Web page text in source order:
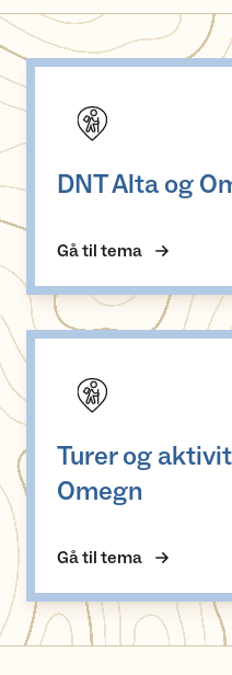
DNT Alta og
Gå til tema
Turer og
Omegn
Gå til tema